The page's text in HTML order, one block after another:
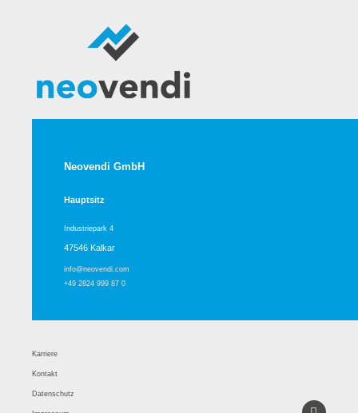
Neovendi GmbH
Hauptsitz
Industriepark 4
47546 Kalkar
info@neovendi.com
+49 2824 999 87 0
Karriere
Kontakt
Datenschutz